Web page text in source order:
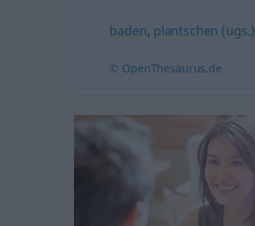
baden, plantschen (ugs.)
© OpenThesaurus.de